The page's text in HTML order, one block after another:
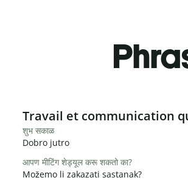
Slide 1 of 6
Travail et communication
शुभ सकाळ
Dobro jutro
आपण मीटिंग शेड्यूल करू शकतो का?
Možemo li zakazati sastanak?